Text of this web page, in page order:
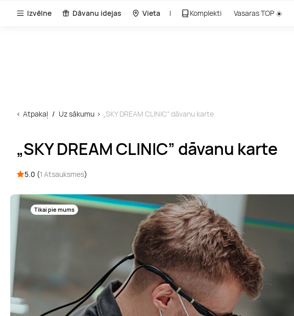
Izvēlne Dāvanu idejas Vieta Komplekti Vasaras TOP ☀️
Atpakaļ Uz sākumu „SKY DREAM CLINIC” dāvanu karte
„SKY DREAM CLINIC” dāvanu karte
5.0 (1 Atsauksmes)
Tikai pie mums